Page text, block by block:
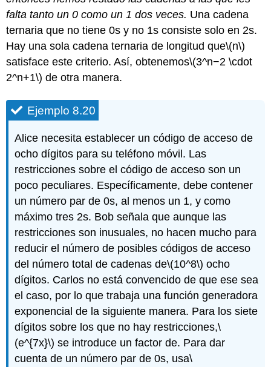
falta tanto un 0 como un 1 dos veces. Una cadena
ternaria que no tiene 0s y no 1s consiste solo en 2s.
Hay una sola cadena ternaria de longitud que\(n\)
satisface este criterio. Así, obtenemos\(3^n−2 \cdot
2^n+1\) de otra manera.
Ejemplo 8.20
Alice necesita establecer un código de acceso de
ocho dígitos para su teléfono móvil. Las
restricciones sobre el código de acceso son un
poco peculiares. Específicamente, debe contener
un número par de 0s, al menos un 1, y como
máximo tres 2s. Bob señala que aunque las
restricciones son inusuales, no hacen mucho para
reducir el número de posibles códigos de acceso
del número total de cadenas de\(10^8\) ocho
dígitos. Carlos no está convencido de que ese sea
el caso, por lo que trabaja una función generadora
exponencial de la siguiente manera. Para los siete
dígitos sobre los que no hay restricciones,\
(e^{7x}\) se introduce un factor de. Para dar
cuenta de un número par de 0s, usa\